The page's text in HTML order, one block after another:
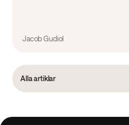
Jacob Gudiol
Alla artiklar